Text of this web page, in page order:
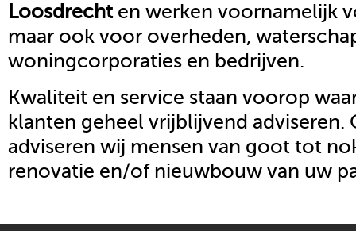
Loosdrechten werken voornamelijk
maar ook voor overheden,
woningcorporaties en bedrijven.
Kwaliteit en service staan voorop
klanten geheel vrijblijvend adviseren.
adviseren wij mensen van goot tot
renovatie en/of nieuwbouw van uw